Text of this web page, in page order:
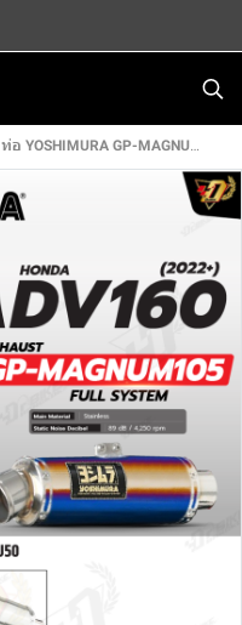
ท่อ YOSHIMURA GP-MAGNUM105 สำหรับ HONDA ADV160